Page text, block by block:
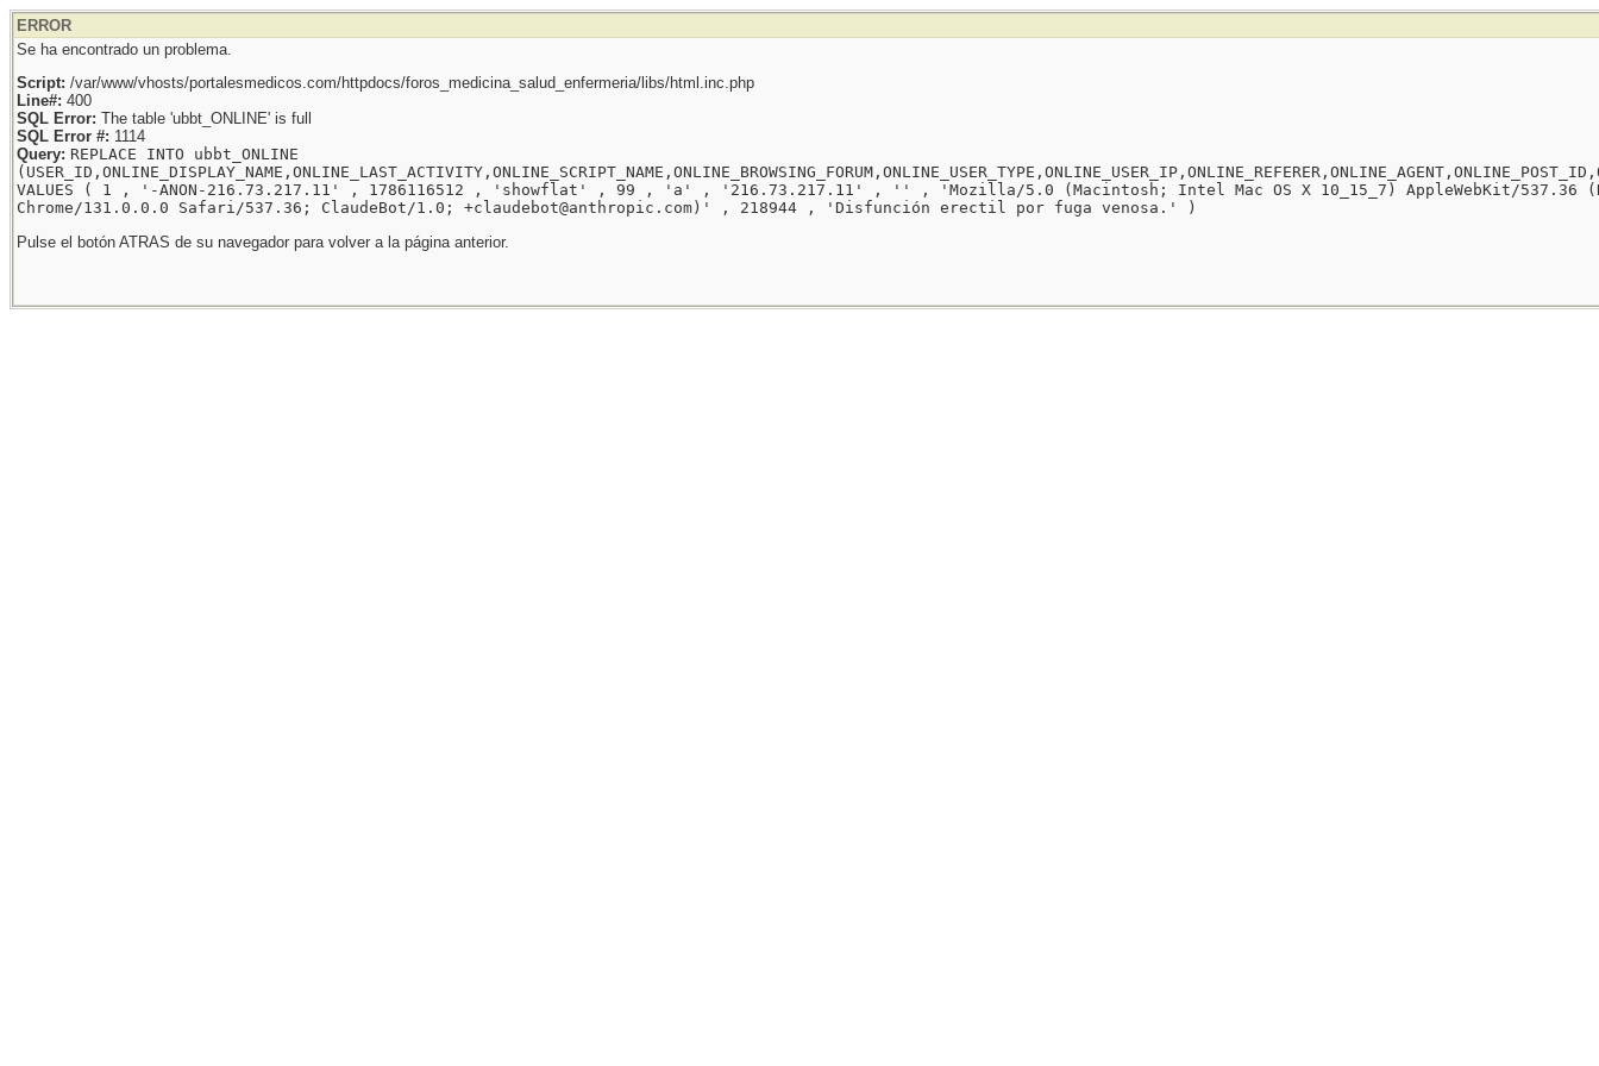
ERROR
Se ha encontrado un problema.
Script: /var/www/vhosts/portalesmedicos.com/httpdocs/foros_medicina_salud_enfermeria/libs/html.inc.php
Line#: 400
SQL Error: The table 'ubbt_ONLINE' is full
SQL Error #: 1114
Query: REPLACE INTO ubbt_ONLINE
VALUES ( 1 , '-ANON-216.73.217.11' , 1786116512 , 'showflat' , 99 , 'a' , '216.73.217.11' , '' , 'Mozilla/5.0 (Macintosh; Intel Mac OS X 10_15_7) AppleWebKit/537.36
Chrome/131.0.0.0 Safari/537.36; ClaudeBot/1.0; +claudebot@anthropic.com)' , 218944 , 'Disfunción erectil por fuga venosa.' )
Pulse el botón ATRAS de su navegador para volver a la página anterior.